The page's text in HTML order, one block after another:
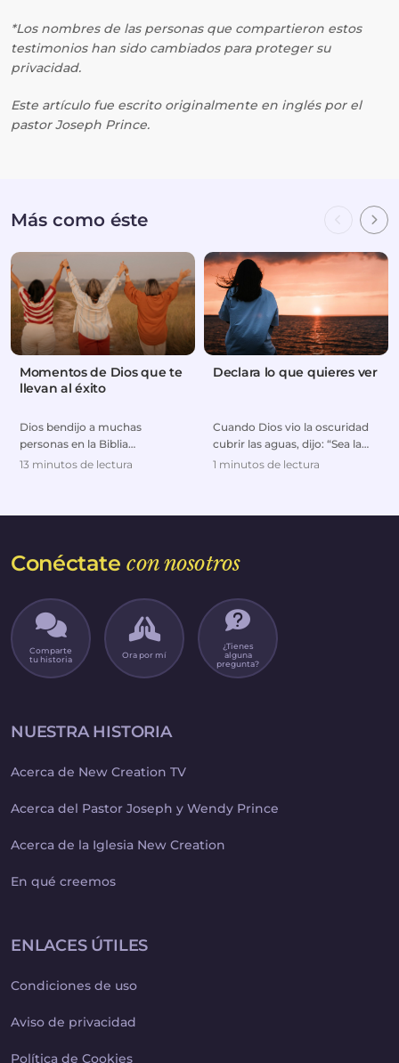
*Los nombres de las personas que compartieron estos
testimonios han sido cambiados para proteger su
privacidad.
Este artículo fue escrito originalmente en inglés por el
pastor Joseph Prince.
Más como éste
Momentos de Dios que te
llevan al éxito
Dios bendijo a muchas
personas en la Biblia
colocándolas en el lugar
13 minutos de lectura
Declara lo que quieres ver
Cuando Dios vio la oscuridad
cubrir las aguas, dijo: “Sea la
luz”, y la luz fue. Cuando Jesús
1 minutos de lectura
Conéctatecon nosotros
Comparte
tu historia
Ora por mí
¿Tienes
alguna
pregunta?
NUESTRA HISTORIA
Acerca de New Creation TV
Acerca del Pastor Joseph y Wendy Prince
Acerca de la Iglesia New Creation
En qué creemos
ENLACES ÚTILES
Condiciones de uso
Aviso de privacidad
Política de Cookies